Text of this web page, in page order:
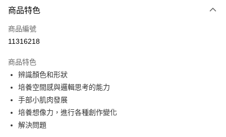
信用卡一次付款
LINE Pay
大哥付你分期
相關說明
【大哥付你分期使用說明】
1.本服務由台灣大哥大提供，台灣大哥大用戶可立即使用無須另外申請。
2.付款方式選擇「大哥付你分期」，訂單成立後會自動跳轉到大哥付的交易
流程，驗證手機門號後，選擇欲分期的期數、繳款截止日，確認付款後即完
AFTEE先享後付
相關說明
【關於「AFTEE先享後付」】
商品特色
商品編號
11316218
商品特色
辨識顏色和形狀
培養空間感與邏輯思考的能力
手部小肌肉發展
培養想像力，進行各種創作變化
解決問題